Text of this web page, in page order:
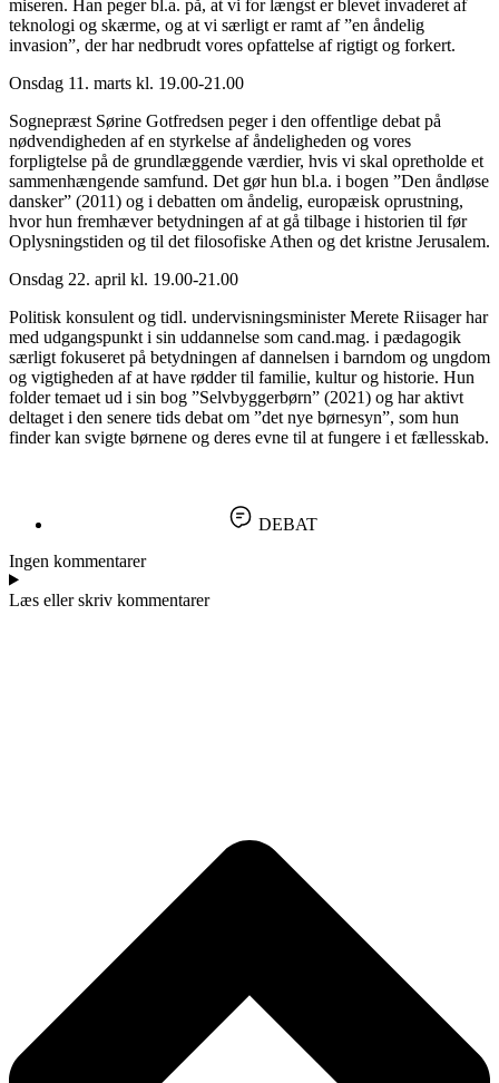
miseren. Han peger bl.a. på, at vi for længst er blevet invaderet af
teknologi og skærme, og at vi særligt er ramt af ”en åndelig
invasion”, der har nedbrudt vores opfattelse af rigtigt og forkert.
Onsdag 11. marts kl. 19.00-21.00
Sognepræst Sørine Gotfredsen peger i den offentlige debat på
nødvendigheden af en styrkelse af åndeligheden og vores
forpligtelse på de grundlæggende værdier, hvis vi skal opretholde et
sammenhængende samfund. Det gør hun bl.a. i bogen ”Den åndløse
dansker” (2011) og i debatten om åndelig, europæisk oprustning,
hvor hun fremhæver betydningen af at gå tilbage i historien til før
Oplysningstiden og til det filosofiske Athen og det kristne Jerusalem.
Onsdag 22. april kl. 19.00-21.00
Politisk konsulent og tidl. undervisningsminister Merete Riisager har
med udgangspunkt i sin uddannelse som cand.mag. i pædagogik
særligt fokuseret på betydningen af dannelsen i barndom og ungdom
og vigtigheden af at have rødder til familie, kultur og historie. Hun
folder temaet ud i sin bog ”Selvbyggerbørn” (2021) og har aktivt
deltaget i den senere tids debat om ”det nye børnesyn”, som hun
finder kan svigte børnene og deres evne til at fungere i et fællesskab.
DEBAT
Ingen kommentarer
Læs eller skriv kommentarer